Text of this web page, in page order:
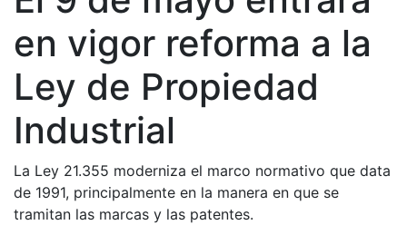
en vigor reforma a la
Ley de Propiedad
Industrial
La Ley 21.355 moderniza el marco normativo que data
de 1991, principalmente en la manera en que se
tramitan las marcas y las patentes.